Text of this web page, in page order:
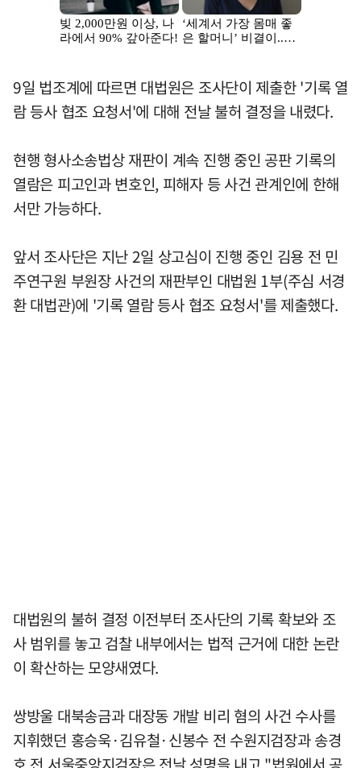
9일 법조계에 따르면 대법원은 조사단이 제출한 '기록 열
람 등사 협조 요청서'에 대해 전날 불허 결정을 내렸다.
현행 형사소송법상 재판이 계속 진행 중인 공판 기록의
열람은 피고인과 변호인, 피해자 등 사건 관계인에 한해
서만 가능하다.
앞서 조사단은 지난 2일 상고심이 진행 중인 김용 전 민
주연구원 부원장 사건의 재판부인 대법원 1부(주심 서경
환 대법관)에 '기록 열람 등사 협조 요청서'를 제출했다.
대법원의 불허 결정 이전부터 조사단의 기록 확보와 조
사 범위를 놓고 검찰 내부에서는 법적 근거에 대한 논란
이 확산하는 모양새였다.
쌍방울 대북송금과 대장동 개발 비리 혐의 사건 수사를
지휘했던 홍승욱·김유철·신봉수 전 수원지검장과 송경